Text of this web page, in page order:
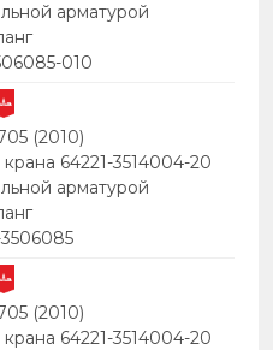
арматурой
010
(2010)
64221-3514004-20
арматурой
(2010)
64221-3514004-20